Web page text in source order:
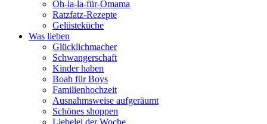
Oh-la-la-für-Omama
Ratzfatz-Rezepte
Gelüsteküche
Was lieben
Glücklichmacher
Schwangerschaft
Kinder haben
Boah für Boys
Familienhochzeit
Ausnahmsweise aufgeräumt
Schönes shoppen
Liebelei der Woche